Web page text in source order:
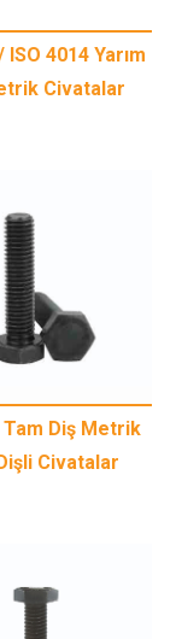
ISO 4014 Yarım
Civatalar
Tam Diş Metrik
Civatalar